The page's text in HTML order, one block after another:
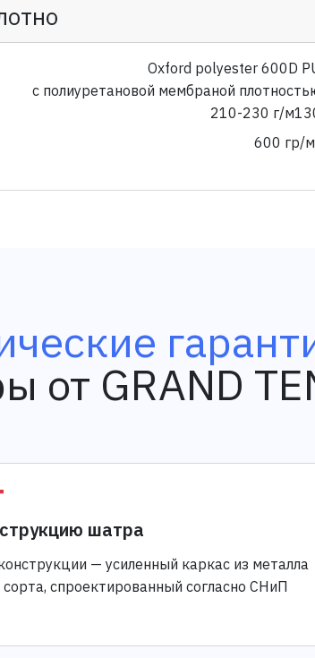
Oxford polyester 600D
с полиуретановой мембраной
210-230 г/
600 гр/м
от GRAND
шатра
— усиленный каркас из металла
сорта, спроектированный согласно СНиП